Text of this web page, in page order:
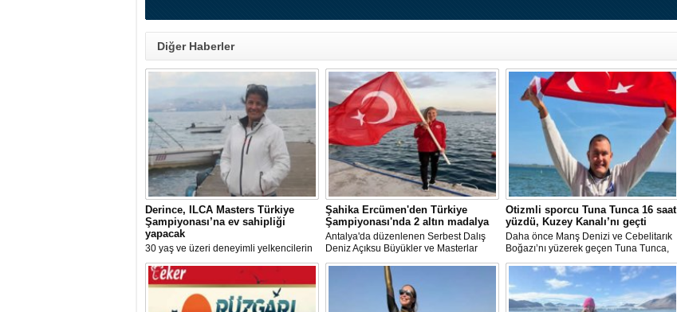
Diğer Haberler
Derince, ILCA Masters Türkiye
Şampiyonası’na ev sahipliği
yapacak
30 yaş ve üzeri deneyimli yelkencilerin
mücadele ettiği ILCA Masters 2026
Türkiye Şampiyonası, bu yıl Kocaeli’nin
Derince ilçesinde gerçekleştirilecek.
Şahika Ercümen'den Türkiye
Şampiyonası'nda 2 altın madalya
Antalya'da düzenlenen Serbest Dalış
Deniz Açıksu Büyükler ve Masterlar
Bireysel Türkiye Şampiyonası'nda milli
sporcu ve serbest dalış dünya
rekortmeni Şahika Ercümen, 2 altın
madalya kazandı.
Otizmli sporcu Tuna Tunca 16 saat
yüzdü, Kuzey Kanalı’nı geçti
Daha önce Manş Denizi ve Cebelitarık
Boğazı’nı yüzerek geçen Tuna Tunca,
bu müthiş başarılarına bir yenisini daha
ekledi. Tuna Tunca bu kez 16 saat
yüzerek Kuzey Kanalı’nı geçti.